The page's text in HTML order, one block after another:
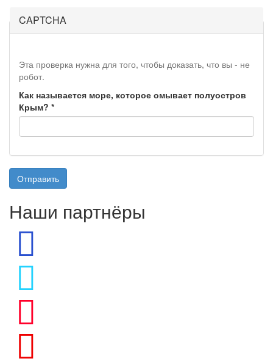
CAPTCHA
Эта проверка нужна для того, чтобы доказать, что вы - не
робот.
Как называется море, которое омывает полуостров
Крым? *
Отправить
Наши партнёры